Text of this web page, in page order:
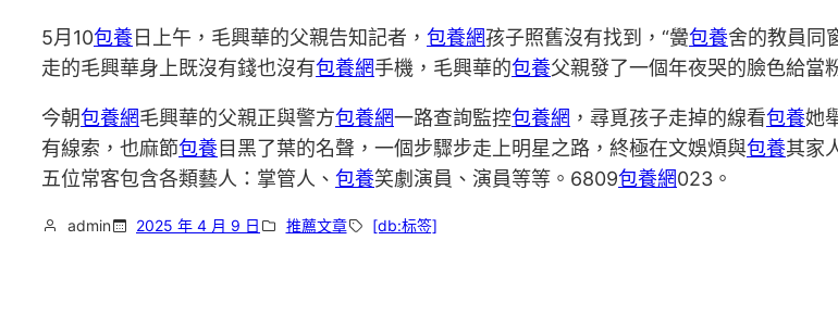
5月10包養日上午，毛興華的父親告知記者， 包養網孩子照舊沒有找到，“黌包養舍的教員同
走的毛興華身上既沒有錢也沒有包養網手機，毛興華的包養父親發了一個年夜哭的臉色給當
今朝包養網毛興華的父親正與警方包養網一路查詢監控包養網 ，尋覓孩子走掉的線看包養她
有線索，也麻節包養目黑了葉的名聲，一個步驟步走上明星之路，終極在文娛煩與包養其家
五位常客包含各類藝人：掌管人、 包養笑劇演員、演員等等。6809包養網023。
admin 2025 年 4 月 9 日 推薦文章 [db:标签]